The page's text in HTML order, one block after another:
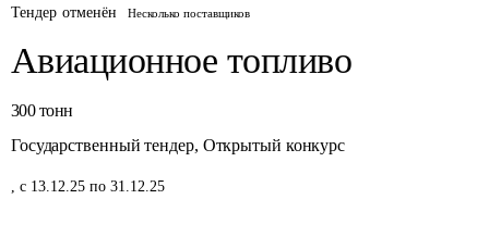
Тендер отменён Несколько поставщиков
Авиационное топливо
300 тонн
Государственный тендер, Открытый конкурс
, с 13.12.25 по 31.12.25